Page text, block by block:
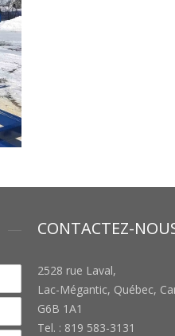
CONTACTEZ-
2528 rue Laval,
Lac-Mégantic, Québec,
G6B 1A1
Tel. : 819 583-3131